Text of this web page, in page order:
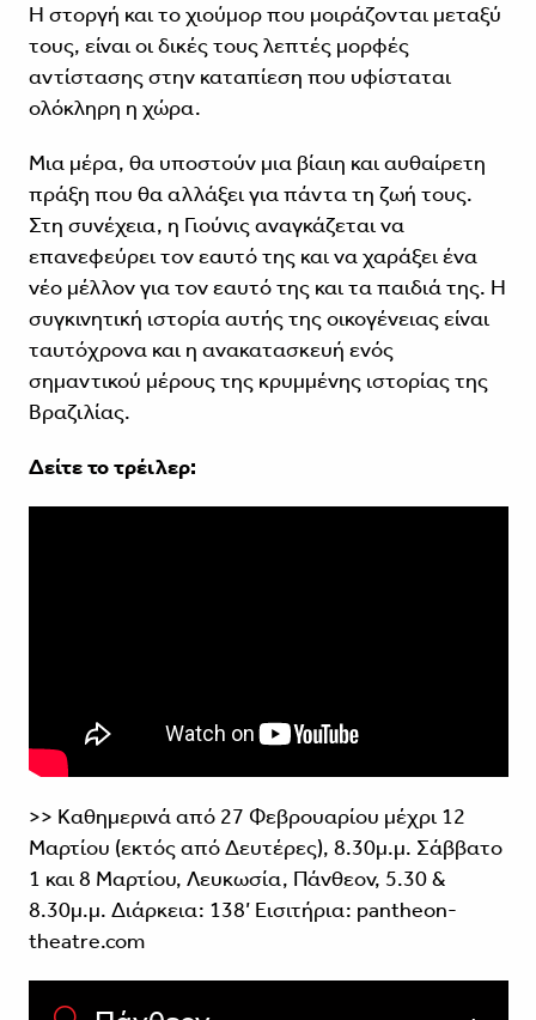
Η στοργή και το χιούμορ που μοιράζονται μεταξύ
τους, είναι οι δικές τους λεπτές μορφές
αντίστασης στην καταπίεση που υφίσταται
ολόκληρη η χώρα.
Μια μέρα, θα υποστούν μια βίαιη και αυθαίρετη
πράξη που θα αλλάξει για πάντα τη ζωή τους.
Στη συνέχεια, η Γιούνις αναγκάζεται να
επανεφεύρει τον εαυτό της και να χαράξει ένα
νέο μέλλον για τον εαυτό της και τα παιδιά της. Η
συγκινητική ιστορία αυτής της οικογένειας είναι
ταυτόχρονα και η ανακατασκευή ενός
σημαντικού μέρους της κρυμμένης ιστορίας της
Βραζιλίας.
Δείτε το τρέιλερ:
>> Καθημερινά από 27 Φεβρουαρίου μέχρι 12
Μαρτίου (εκτός από Δευτέρες), 8.30μ.μ. Σάββατο
1 και 8 Μαρτίου, Λευκωσία, Πάνθεον, 5.30 &
8.30μ.μ. Διάρκεια: 138’ Εισιτήρια: pantheon-
theatre.com